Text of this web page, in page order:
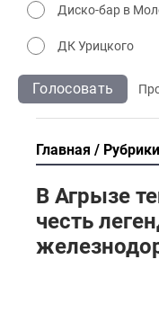
Диско-бар в
ДК Урицкого
Голосовать
Главная Рубрики
В Агрызе
честь